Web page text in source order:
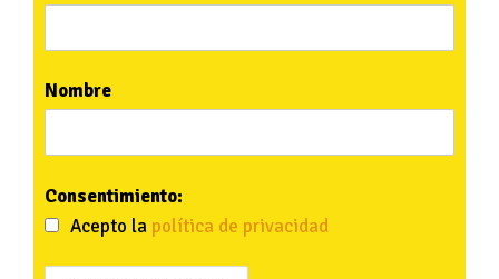
Nombre
Consentimiento:
Acepto la política de privacidad